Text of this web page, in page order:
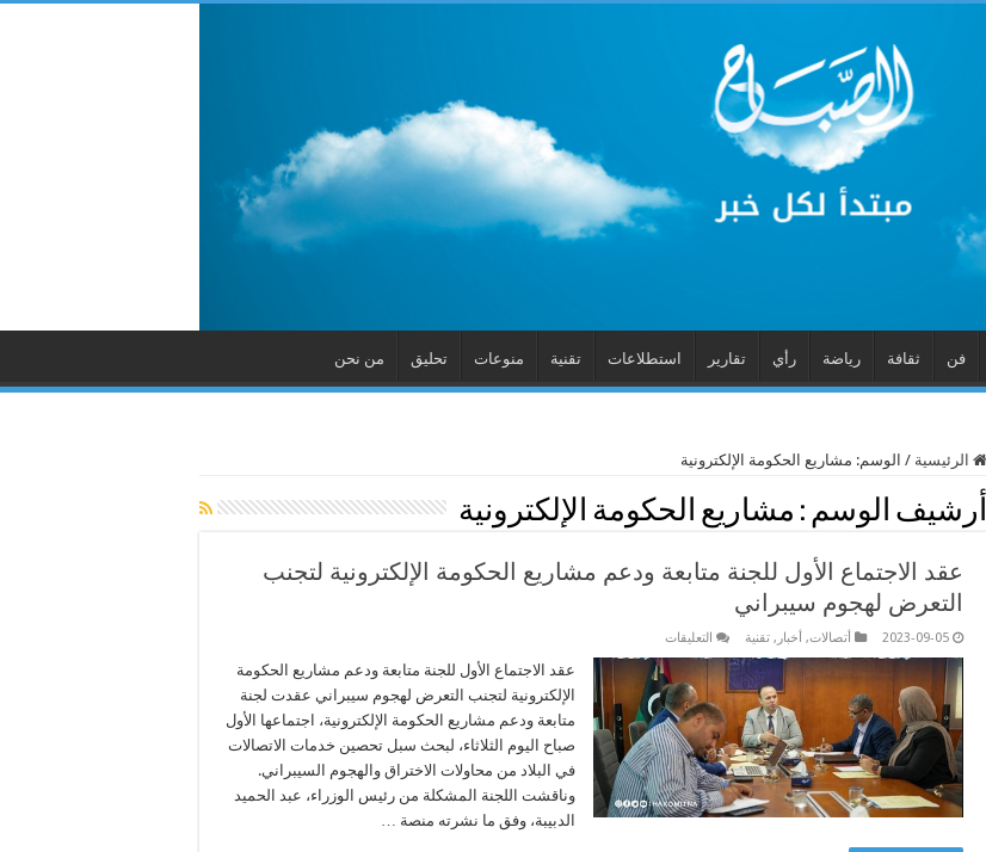
فن ثقافة رياضة رأي تقارير استطلاعات تقنية منوعات تحليق من نحن
الرئيسية / الوسم: مشاريع الحكومة الإلكترونية
أرشيف الوسم : مشاريع الحكومة الإلكترونية
عقد الاجتماع الأول للجنة متابعة ودعم مشاريع الحكومة الإلكترونية لتجنب
التعرض لهجوم سيبراني
2023-09-05 أتصالات, أخبار , تقنية التعليقات
الاجتماع
الأول
للجنة
متابعة
ودعم
مشاريع
الحكومة
الإلكترونية
لتجنب
التعرض
عقد الاجتماع الأول للجنة متابعة ودعم مشاريع الحكومة
الإلكترونية لتجنب التعرض لهجوم سيبراني عقدت لجنة
متابعة ودعم مشاريع الحكومة الإلكترونية، اجتماعها الأول
صباح اليوم الثلاثاء، لبحث سبل تحصين خدمات الاتصالات
في البلاد من محاولات الاختراق والهجوم السيبراني.
وناقشت اللجنة المشكلة من رئيس الوزراء، عبد الحميد
الدبيبة، وفق ما نشرته منصة …